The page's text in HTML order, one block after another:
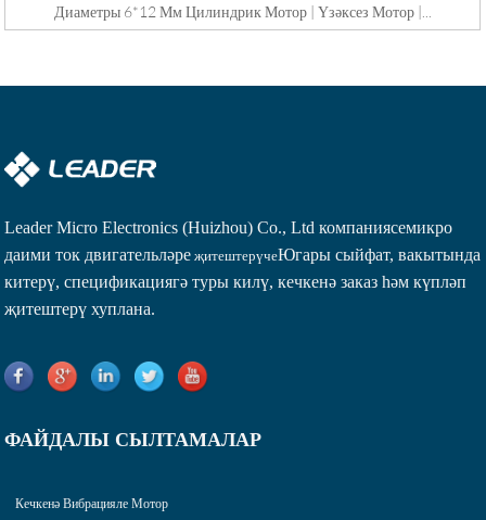
Диаметры 6*12 Мм Цилиндрик Мотор | Үзәксез Мотор |...
Leader Micro Electronics (Huizhou) Co., Ltd компаниясемикро
даими ток двигательләре җитештерүчеЮгары сыйфат, вакытында
китерү, спецификациягә туры килү, кечкенә заказ һәм күпләп
җитештерү хуплана.
ФАЙДАЛЫ СЫЛТАМАЛАР
Кечкенә Вибрацияле Мотор